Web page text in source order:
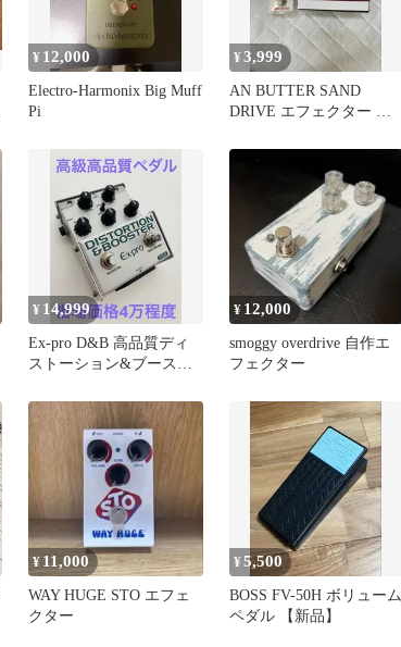
¥ 12,000
Electro-Harmonix Big Muff
Pi
¥3,999
AN BUTTER SAND
DRIVE エフェクター 箱
¥ 14,999
Ex-pro D&B 高品質ディ
ストーション&ブースタ
¥ 12,000
smoggy overdrive 自作エ
フェクター
¥ 11,000
WAY HUGE STO エフェ
クター
¥5,500
BOSS FV-50H ボリューム
ペダル 【新品】